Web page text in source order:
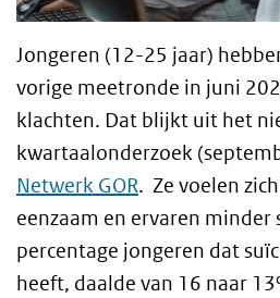
Jongeren (12-25 jaar)
vorige meetronde in juni
klachten. Dat blijkt uit het
kwartaalonderzoek
Netwerk GOR. Ze voelen
eenzaam en ervaren minder
percentage jongeren dat
heeft, daalde van 16 naar